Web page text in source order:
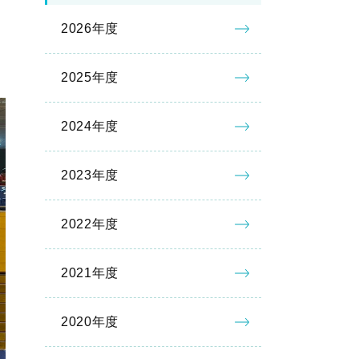
2026年度
2025年度
2024年度
2023年度
2022年度
2021年度
2020年度